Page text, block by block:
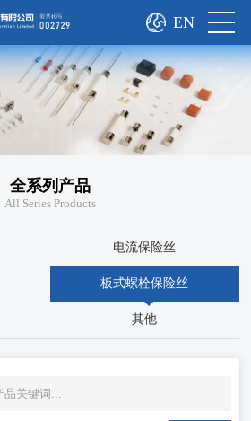
EN
全系列产品
All Series Products
电流保险丝
板式螺栓保险丝
其他